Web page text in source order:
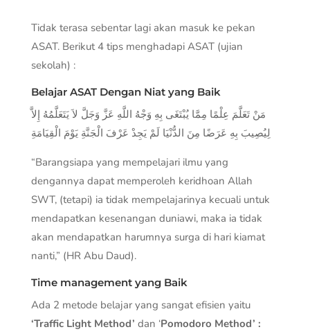
Tidak terasa sebentar lagi akan masuk ke pekan
ASAT. Berikut 4 tips menghadapi ASAT (ujian
sekolah) :
Belajar ASAT Dengan Niat yang Baik
مَنْ تَعَلَّمَ عِلْمًا مِمَّا يُبْتَغَى بِهِ وَجْهُ اللَّهِ عَزَّ وَجَلَّ لاَ يَتَعَلَّمُهُ إِلاَّ
لِيُصِيبَ بِهِ عَرَضًا مِنَ الدُّنْيَا لَمْ يَجِدْ عَرْفَ الْجَنَّةِ يَوْمَ الْقِيَامَةِ
“Barangsiapa yang mempelajari ilmu yang
dengannya dapat memperoleh keridhoan Allah
SWT, (tetapi) ia tidak mempelajarinya kecuali untuk
mendapatkan kesenangan duniawi, maka ia tidak
akan mendapatkan harumnya surga di hari kiamat
nanti,” (HR Abu Daud).
Time management yang Baik
Ada 2 metode belajar yang sangat efisien yaitu
‘Traffic Light Method’ dan ‘Pomodoro Method’ :